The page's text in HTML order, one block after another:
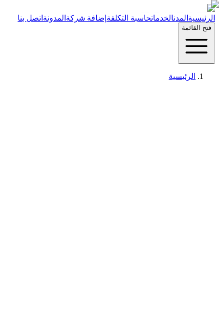
الرئيسية المدنالخدماتحاسبة التكلفة إضافة شركة المدونة اتصل بنا
فتح القائمة
الرئيسية